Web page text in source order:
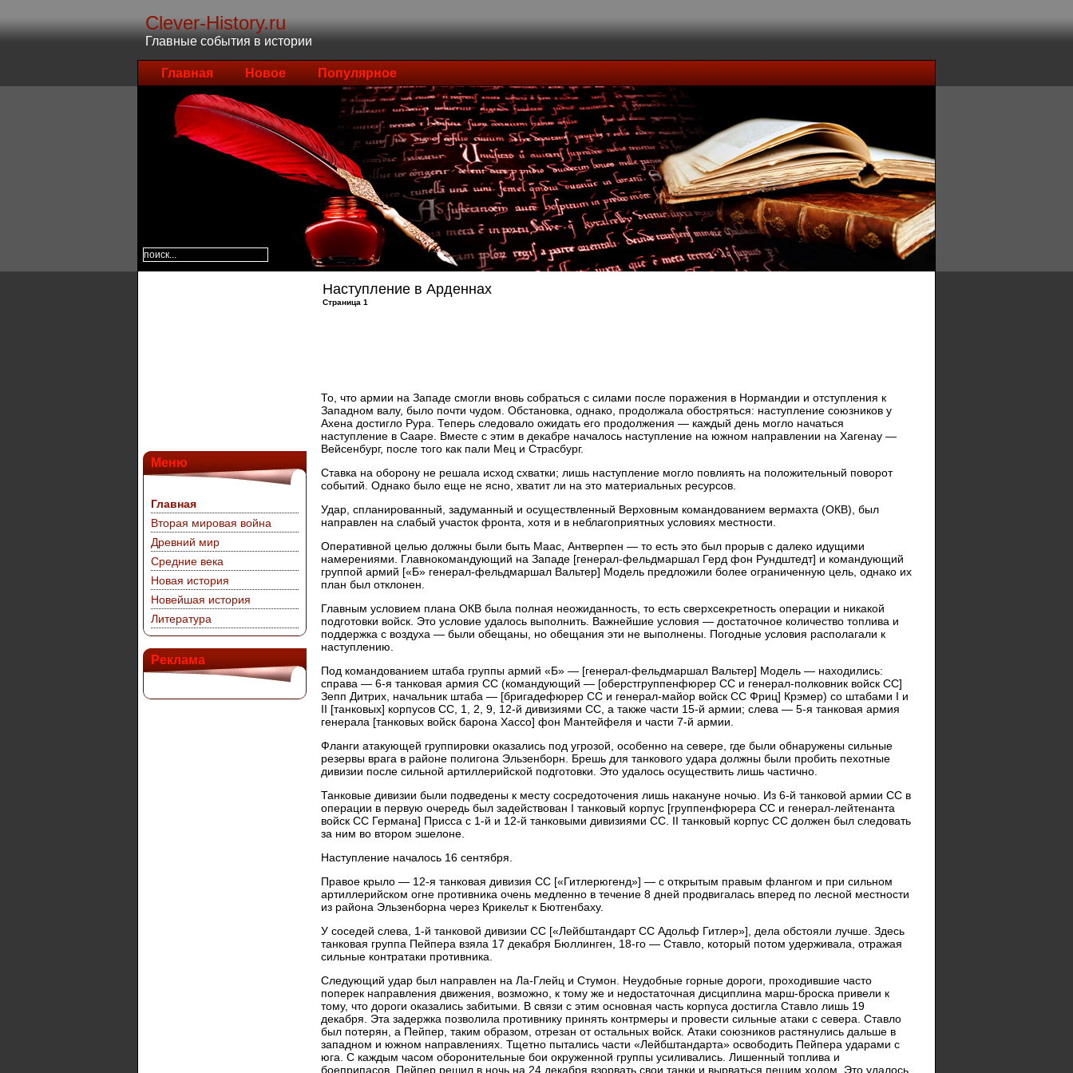
Clever-History.ru
Главные события в истории
Главная Новое Популярное
Меню
Главная
Вторая мировая война
Древний мир
Средние века
Новая история
Новейшая история
Литература
Реклама
Наступление в Арденнах
Страница 1
То, что армии на Западе смогли вновь собраться с силами после поражения в Нормандии и отступления к
Западном валу, было почти чудом. Обстановка, однако, продолжала обостряться: наступление союзников у
Ахена достигло Рура. Теперь следовало ожидать его продолжения — каждый день могло начаться
наступление в Сааре. Вместе с этим в декабре началось наступление на южном направлении на Хагенау —
Вейсенбург, после того как пали Мец и Страсбург.
Ставка на оборону не решала исход схватки; лишь наступление могло повлиять на положительный поворот
событий. Однако было еще не ясно, хватит ли на это материальных ресурсов.
Удар, спланированный, задуманный и осуществленный Верховным командованием вермахта (ОКВ), был
направлен на слабый участок фронта, хотя и в неблагоприятных условиях местности.
Оперативной целью должны были быть Маас, Антверпен — то есть это был прорыв с далеко идущими
намерениями. Главнокомандующий на Западе [генерал-фельдмаршал Герд фон Рундштедт] и командующий
группой армий [«Б» генерал-фельдмаршал Вальтер] Модель предложили более ограниченную цель, однако их
план был отклонен.
Главным условием плана ОКВ была полная неожиданность, то есть сверхсекретность операции и никакой
подготовки войск. Это условие удалось выполнить. Важнейшие условия — достаточное количество топлива и
поддержка с воздуха — были обещаны, но обещания эти не выполнены. Погодные условия располагали к
наступлению.
Под командованием штаба группы армий «Б» — [генерал-фельдмаршал Вальтер] Модель — находились:
справа — 6-я танковая армия СС (командующий — [оберстгруппенфюрер СС и генерал-полковник войск СС]
Зепп Дитрих, начальник штаба — [бригадефюрер СС и генерал-майор войск СС Фриц] Крэмер) со штабами I и
II [танковых] корпусов СС, 1, 2, 9, 12-й дивизиями СС, а также части 15-й армии; слева — 5-я танковая армия
генерала [танковых войск барона Хассо] фон Мантейфеля и части 7-й армии.
Фланги атакующей группировки оказались под угрозой, особенно на севере, где были обнаружены сильные
резервы врага в районе полигона Эльзенборн. Брешь для танкового удара должны были пробить пехотные
дивизии после сильной артиллерийской подготовки. Это удалось осуществить лишь частично.
Танковые дивизии были подведены к месту сосредоточения лишь накануне ночью. Из 6-й танковой армии СС в
операции в первую очередь был задействован I танковый корпус [группенфюрера СС и генерал-лейтенанта
войск СС Германа] Присса с 1-й и 12-й танковыми дивизиями СС. II танковый корпус СС должен был следовать
за ним во втором эшелоне.
Наступление началось 16 сентября.
Правое крыло — 12-я танковая дивизия СС [«Гитлерюгенд»] — с открытым правым флангом и при сильном
артиллерийском огне противника очень медленно в течение 8 дней продвигалась вперед по лесной местности
из района Эльзенборна через Крикельт к Бютгенбаху.
У соседей слева, 1-й танковой дивизии СС [«Лейбштандарт СС Адольф Гитлер»], дела обстояли лучше. Здесь
танковая группа Пейпера взяла 17 декабря Бюллинген, 18-го — Ставло, который потом удерживала, отражая
сильные контратаки противника.
Следующий удар был направлен на Ла-Глейц и Стумон. Неудобные горные дороги, проходившие часто
поперек направления движения, возможно, к тому же и недостаточная дисциплина марш-броска привели к
тому, что дороги оказались забитыми. В связи с этим основная часть корпуса достигла Ставло лишь 19
декабря. Эта задержка позволила противнику принять контрмеры и провести сильные атаки с севера. Ставло
был потерян, а Пейпер, таким образом, отрезан от остальных войск. Атаки союзников растянулись дальше в
западном и южном направлениях. Тщетно пытались части «Лейбштандарта» освободить Пейпера ударами с
юга. С каждым часом оборонительные бои окруженной группы усиливались. Лишенный топлива и
боеприпасов, Пейпер решил в ночь на 24 декабря взорвать свои танки и вырваться пешим ходом. Это удалось